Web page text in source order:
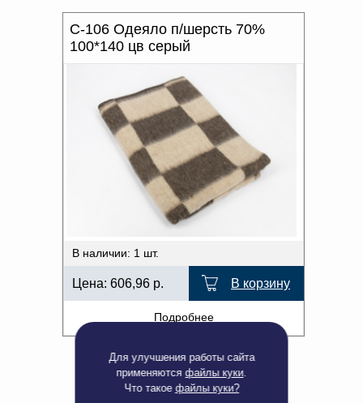
Для улучшения работы сайта
применяютсяфайлы куки.
Что такое файлы куки?
С-106 Одеяло п/шерсть 70%
100*140 цв серый
В наличии: 1 шт.
Цена: 606,96 р. В корзину
Подробнее